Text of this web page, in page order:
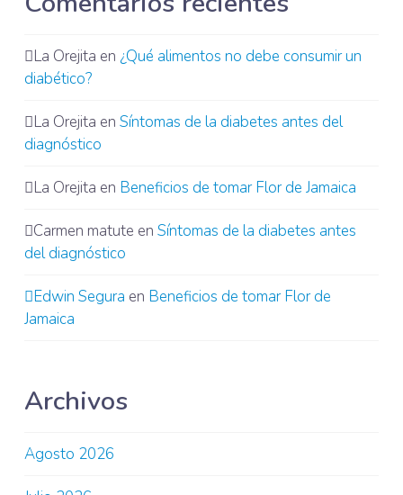
La Orejita en ¿Qué alimentos no debe consumir un
diabético?
La Orejita en Síntomas de la diabetes antes del
diagnóstico
La Orejita en Beneficios de tomar Flor de Jamaica
Carmen matute en Síntomas de la diabetes antes
del diagnóstico
Edwin Segura en Beneficios de tomar Flor de
Jamaica
Archivos
Agosto 2026